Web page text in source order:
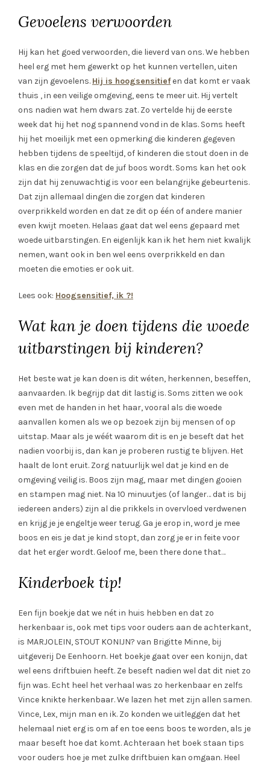
Gevoelens verwoorden
Hij kan het goed verwoorden, die lieverd van ons. We hebben
heel erg met hem gewerkt op het kunnen vertellen, uiten
van zijn gevoelens. Hij is hoogsensitiefen dat komt er vaak
thuis , in een veilige omgeving, eens te meer uit. Hij vertelt
ons nadien wat hem dwars zat. Zo vertelde hij de eerste
week dat hij het nog spannend vond in de klas. Soms heeft
hij het moeilijk met een opmerking die kinderen gegeven
hebben tijdens de speeltijd, of kinderen die stout doen in de
klas en die zorgen dat de juf boos wordt. Soms kan het ook
zijn dat hij zenuwachtig is voor een belangrijke gebeurtenis.
Dat zijn allemaal dingen die zorgen dat kinderen
overprikkeld worden en dat ze dit op één of andere manier
even kwijt moeten. Helaas gaat dat wel eens gepaard met
woede uitbarstingen. En eigenlijk kan ik het hem niet kwalijk
nemen, want ook in ben wel eens overprikkeld en dan
moeten die emoties er ook uit.
Lees ook: Hoogsensitief, ik ?!
Wat kan je doen tijdens die woede
uitbarstingen bij kinderen?
Het beste wat je kan doen is dit wéten, herkennen, beseffen,
aanvaarden. Ik begrijp dat dit lastig is. Soms zitten we ook
even met de handen in het haar, vooral als die woede
aanvallen komen als we op bezoek zijn bij mensen of op
uitstap. Maar als je wéét waarom dit is en je beseft dat het
nadien voorbij is, dan kan je proberen rustig te blijven. Het
haalt de lont eruit. Zorg natuurlijk wel dat je kind en de
omgeving veilig is. Boos zijn mag, maar met dingen gooien
en stampen mag niet. Na 10 minuutjes (of langer… dat is bij
iedereen anders) zijn al die prikkels in overvloed verdwenen
en krijg je je engeltje weer terug. Ga je erop in, word je mee
boos en eis je dat je kind stopt, dan zorg je er in feite voor
dat het erger wordt. Geloof me, been there done that…
Kinderboek tip!
Een fijn boekje dat we nét in huis hebben en dat zo
herkenbaar is, ook met tips voor ouders aan de achterkant,
is MARJOLEIN, STOUT KONIJN? van Brigitte Minne, bij
uitgeverij De Eenhoorn. Het boekje gaat over een konijn, dat
wel eens driftbuien heeft. Ze beseft nadien wel dat dit niet zo
fijn was. Echt heel het verhaal was zo herkenbaar en zelfs
Vince knikte herkenbaar. We lazen het met zijn allen samen.
Vince, Lex, mijn man en ik. Zo konden we uitleggen dat het
helemaal niet erg is om af en toe eens boos te worden, als je
maar beseft hoe dat komt. Achteraan het boek staan tips
voor ouders hoe je met zulke driftbuien kan omgaan. Heel